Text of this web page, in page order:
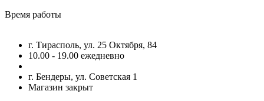
Время работы
г. Тирасполь, ул. 25 Октября, 84
10.00 - 19.00 ежедневно
г. Бендеры, ул. Советская 1
Магазин закрыт